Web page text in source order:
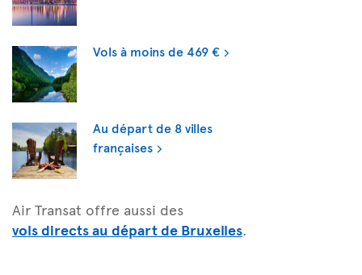
Vols à moins de 469 €
Au départ de 8 villes
françaises
Air Transat offre aussi des
vols directs au départ de Bruxelles.